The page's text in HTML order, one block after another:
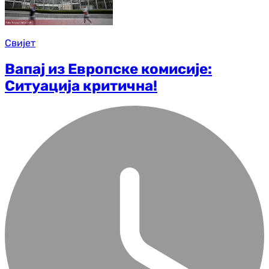
Свијет
Вапај из Европске комисије:
Ситуација критична!